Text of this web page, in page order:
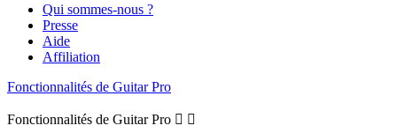
Qui sommes-nous ?
Presse
Aide
Affiliation
Fonctionnalités de Guitar Pro
Fonctionnalités de Guitar Pro  